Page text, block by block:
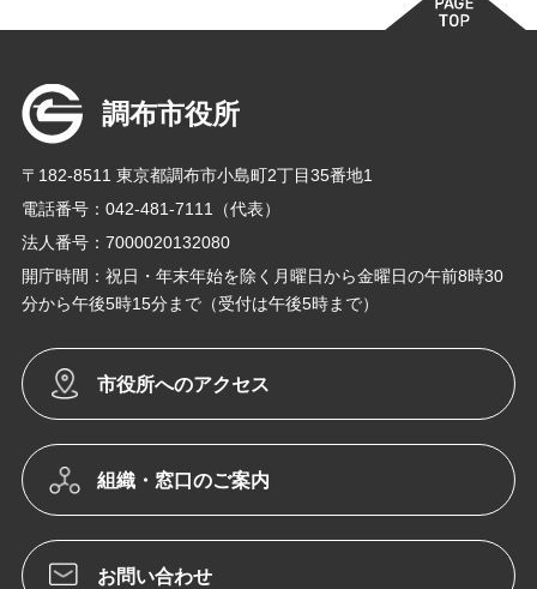
調布市役所
〒182-8511 東京都調布市小島町2丁目35番地1
電話番号：042-481-7111（代表）
法人番号：7000020132080
開庁時間：祝日・年末年始を除く月曜日から金曜日の午前8時30
分から午後5時15分まで（受付は午後5時まで）
市役所へのアクセス
組織・窓口のご案内
お問い合わせ